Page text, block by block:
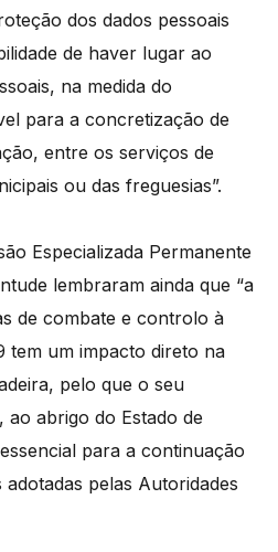
dos dados pessoais
de haver lugar ao
na medida do
para a concretização de
entre os serviços de
ou das freguesias”.
Especializada Permanente
lembraram ainda que “a
de combate e controlo à
tem um impacto direto na
pelo que o seu
abrigo do Estado de
para a continuação
pelas Autoridades